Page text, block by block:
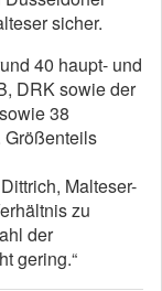
sicher.
40 haupt- und
DRK sowie der
38
Größenteils
Malteser-
zu
der
gering.“